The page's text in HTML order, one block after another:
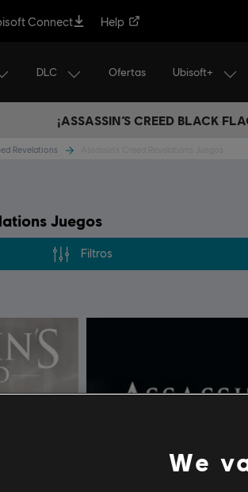
Connect Help
DLC Ofertas Ubisoft+
¡ASSASSIN’S CREED BLACK
Revelations
Juegos
Filtros
We